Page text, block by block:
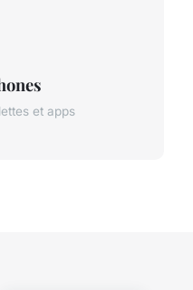
et apps